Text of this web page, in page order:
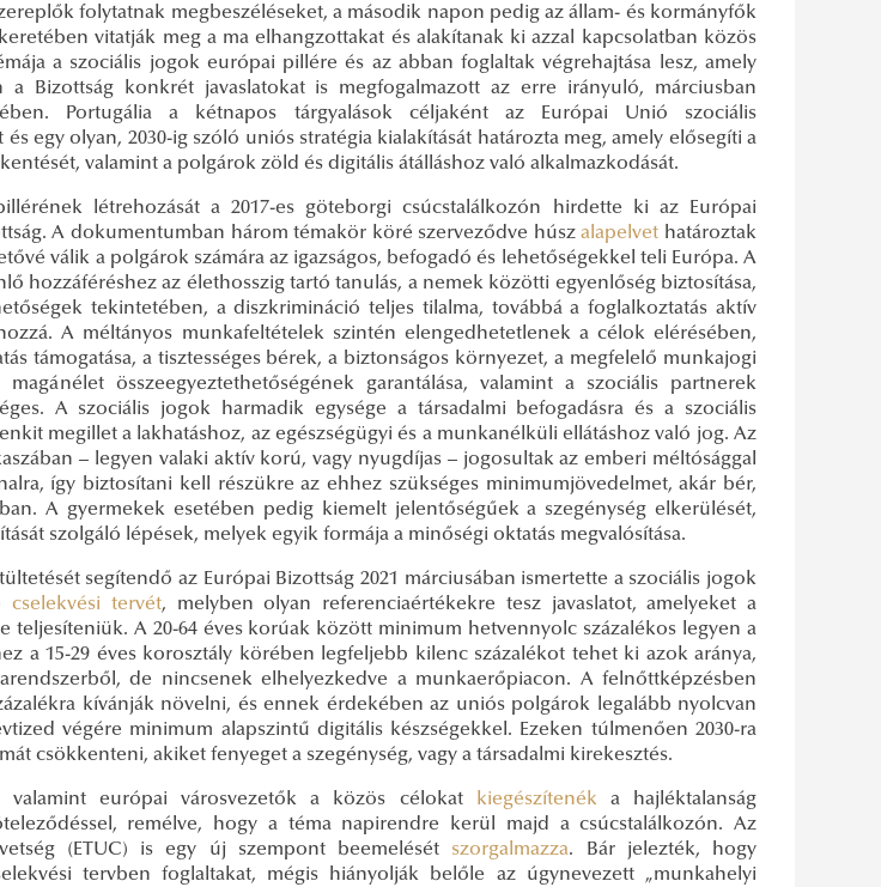
folytatnak megbeszéléseket, a második napon pedig az állam- és kormányfők
vitatják meg a ma elhangzottakat és alakítanak ki azzal kapcsolatban közös
a szociális jogok európai pillére és az abban foglaltak végrehajtása lesz, amely
a Bizottság konkrét javaslatokat is megfogalmazott az erre irányuló, márciusban
Portugália a kétnapos tárgyalások céljaként az Európai Unió szociális
egy olyan, 2030-ig szóló uniós stratégia kialakítását határozta meg, amely elősegíti a
valamint a polgárok zöld és digitális átálláshoz való alkalmazkodását.
létrehozását a 2017-es göteborgi csúcstalálkozón hirdette ki az Európai
A dokumentumban három témakör köré szerveződve húszalapelvet határoztak
válik a polgárok számára az igazságos, befogadó és lehetőségekkel teli Európa. A
hozzáféréshez az élethosszig tartó tanulás, a nemek közötti egyenlőség biztosítása,
tekintetében, a diszkrimináció teljes tilalma, továbbá a foglalkoztatás aktív
A méltányos munkafeltételek szintén elengedhetetlenek a célok elérésében,
támogatása, a tisztességes bérek, a biztonságos környezet, a megfelelő munkajogi
összeegyeztethetőségének garantálása, valamint a szociális partnerek
A szociális jogok harmadik egysége a társadalmi befogadásra és a szociális
megillet a lakhatáshoz, az egészségügyi és a munkanélküli ellátáshoz való jog. Az
– legyen valaki aktív korú, vagy nyugdíjas – jogosultak az emberi méltósággal
így biztosítani kell részükre az ehhez szükséges minimumjövedelmet, akár bér,
A gyermekek esetében pedig kiemelt jelentőségűek a szegénység elkerülését,
szolgáló lépések, melyek egyik formája a minőségi oktatás megvalósítása.
segítendő az Európai Bizottság 2021 márciusában ismertette a szociális jogok
cselekvési tervét, melyben olyan referenciaértékekre tesz javaslatot, amelyeket a
teljesíteniük. A 20-64 éves korúak között minimum hetvennyolc százalékos legyen a
a 15-29 éves korosztály körében legfeljebb kilenc százalékot tehet ki azok aránya,
de nincsenek elhelyezkedve a munkaerőpiacon. A felnőttképzésben
kívánják növelni, és ennek érdekében az uniós polgárok legalább nyolcvan
végére minimum alapszintű digitális készségekkel. Ezeken túlmenően 2030-ra
csökkenteni, akiket fenyeget a szegénység, vagy a társadalmi kirekesztés.
valamint európai városvezetők a közös célokat kiegészítenék a hajléktalanság
remélve, hogy a téma napirendre kerül majd a csúcstalálkozón. Az
(ETUC) is egy új szempont beemelését szorgalmazza. Bár jelezték, hogy
tervben foglaltakat, mégis hiányolják belőle az úgynevezett „munkahelyi